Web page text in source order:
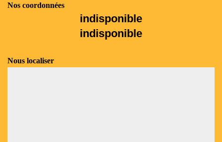
Nos coordonnées
indisponible
indisponible
Nous localiser